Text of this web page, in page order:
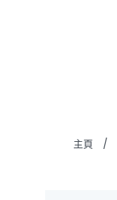
主頁 /